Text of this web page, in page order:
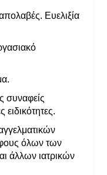
Ευελιξία
συναφείς
ειδικότητες.
όλων των
άλλων ιατρικών